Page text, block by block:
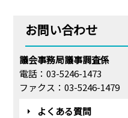
お問い合わせ
議会事務局議事調査係
電話：03-5246-1473
ファクス：03-5246-1479
よくある質問